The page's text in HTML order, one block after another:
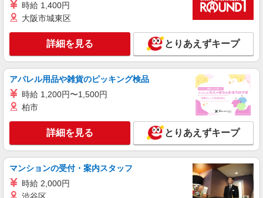
キープ 詳細を見る
派遣社員
株式会社kotrio /●SW-H2-1943933
大井町駅▼綺麗なサ高住で生活ケア▼清掃やフ
ロアの巡回など
時給1650円〜2312円 ＜日払い有/週払い有/交
通費全支給(ガソリン代含む)＞
キープ 詳細を見る
株式会社kotrio /●SW-H2-2001507
「支払い日に間に合ったぜ！」日払いOK＊障
時給 1,400円
大阪市城東区
詳細を見る とりあえずキープ
アパレル用品や雑貨のピッキング検品
時給 1,200円〜1,500円
柏市
詳細を見る とりあえずキープ
マンションの受付・案内スタッフ
時給 2,000円